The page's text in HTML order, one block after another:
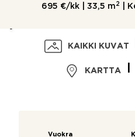
695 €/kk | 33,5 m 2 |
KAIKKI KUVAT
KARTTA
Vuokra